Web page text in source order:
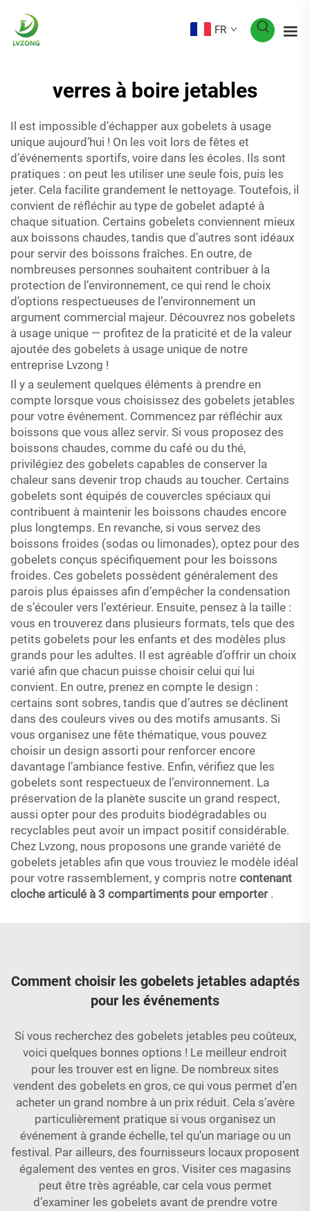
FR
verres à boire jetables
Il est impossible d’échapper aux gobelets à usage
unique aujourd’hui ! On les voit lors de fêtes et
d’événements sportifs, voire dans les écoles. Ils sont
pratiques : on peut les utiliser une seule fois, puis les
jeter. Cela facilite grandement le nettoyage. Toutefois, il
convient de réfléchir au type de gobelet adapté à
chaque situation. Certains gobelets conviennent mieux
aux boissons chaudes, tandis que d’autres sont idéaux
pour servir des boissons fraîches. En outre, de
nombreuses personnes souhaitent contribuer à la
protection de l’environnement, ce qui rend le choix
d’options respectueuses de l’environnement un
argument commercial majeur. Découvrez nos gobelets
à usage unique — profitez de la praticité et de la valeur
ajoutée des gobelets à usage unique de notre
entreprise Lvzong !
Il y a seulement quelques éléments à prendre en
compte lorsque vous choisissez des gobelets jetables
pour votre événement. Commencez par réfléchir aux
boissons que vous allez servir. Si vous proposez des
boissons chaudes, comme du café ou du thé,
privilégiez des gobelets capables de conserver la
chaleur sans devenir trop chauds au toucher. Certains
gobelets sont équipés de couvercles spéciaux qui
contribuent à maintenir les boissons chaudes encore
plus longtemps. En revanche, si vous servez des
boissons froides (sodas ou limonades), optez pour des
gobelets conçus spécifiquement pour les boissons
froides. Ces gobelets possèdent généralement des
parois plus épaisses afin d’empêcher la condensation
de s’écouler vers l’extérieur. Ensuite, pensez à la taille :
vous en trouverez dans plusieurs formats, tels que des
petits gobelets pour les enfants et des modèles plus
grands pour les adultes. Il est agréable d’offrir un choix
varié afin que chacun puisse choisir celui qui lui
convient. En outre, prenez en compte le design :
certains sont sobres, tandis que d’autres se déclinent
dans des couleurs vives ou des motifs amusants. Si
vous organisez une fête thématique, vous pouvez
choisir un design assorti pour renforcer encore
davantage l’ambiance festive. Enfin, vérifiez que les
gobelets sont respectueux de l’environnement. La
préservation de la planète suscite un grand respect,
aussi opter pour des produits biodégradables ou
recyclables peut avoir un impact positif considérable.
Chez Lvzong, nous proposons une grande variété de
gobelets jetables afin que vous trouviez le modèle idéal
pour votre rassemblement, y compris notre contenant
cloche articulé à 3 compartiments pour emporter .
Comment choisir les gobelets jetables adaptés
pour les événements
Si vous recherchez des gobelets jetables peu coûteux,
voici quelques bonnes options ! Le meilleur endroit
pour les trouver est en ligne. De nombreux sites
vendent des gobelets en gros, ce qui vous permet d’en
acheter un grand nombre à un prix réduit. Cela s’avère
particulièrement pratique si vous organisez un
événement à grande échelle, tel qu’un mariage ou un
festival. Par ailleurs, des fournisseurs locaux proposent
également des ventes en gros. Visiter ces magasins
peut être très agréable, car cela vous permet
d’examiner les gobelets avant de prendre votre